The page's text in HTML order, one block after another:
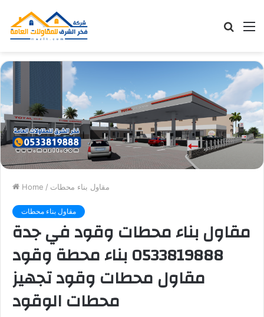
Search
Home / مقاول بناء محطات
مقاول بناء محطات
مقاول بناء محطات وقود في جدة
0533819888 بناء محطة وقود
مقاول محطات وقود تجهيز
محطات الوقود